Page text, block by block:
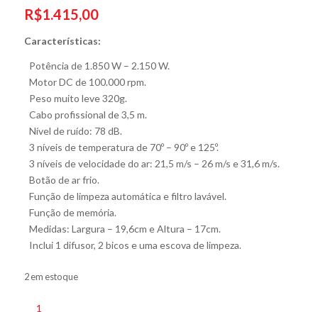
R$1.415,00
Características:
Potência de 1.850 W – 2.150 W.
Motor DC de 100.000 rpm.
Peso muito leve 320g.
Cabo profissional de 3,5 m.
Nível de ruído: 78 dB.
3 níveis de temperatura de 70º – 90º e 125º.
3 níveis de velocidade do ar: 21,5 m/s – 26 m/s e 31,6 m/s.
Botão de ar frio.
Função de limpeza automática e filtro lavável.
Função de memória.
Medidas: Largura – 19,6cm e Altura – 17cm.
Inclui 1 difusor, 2 bicos e uma escova de limpeza.
2 em estoque